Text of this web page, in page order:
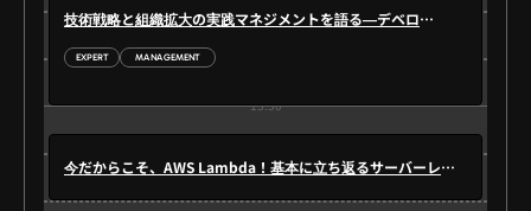
技術戦略と組織拡大の実践マネジメントを語る—デベロッパーエキスパ
EXPERT MANAGEMENT
今だからこそ、AWS Lambda！基本に立ち返るサーバーレス活用
13:30